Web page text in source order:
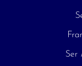
Ser